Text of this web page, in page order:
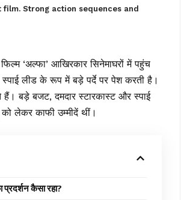
film. Strong action sequences and
फिल्म ‘अल्फा’ आखिरकार सिनेमाघरों में पहुंच
लीड के रूप में बड़े पर्दे पर पेश करती है।
बड़े बजट, दमदार स्टारकास्ट और स्पाई
लेकर काफी उम्मीदें थीं।
प्रदर्शन कैसा रहा?